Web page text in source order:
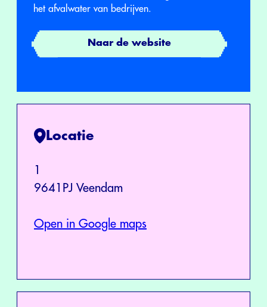
het afvalwater van bedrijven.
Naar de website
Locatie
1
9641PJ Veendam
Open in Google maps